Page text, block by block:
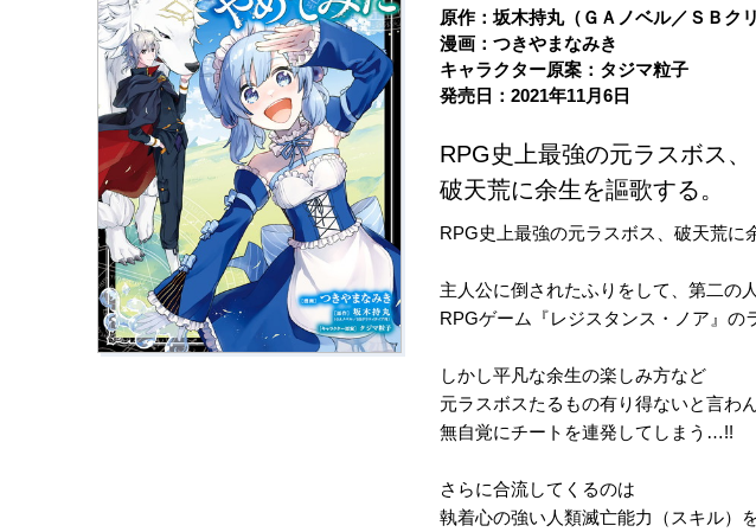
原作：坂木持丸（ＧＡノベル／ＳＢク
漫画：つきやまなみき
キャラクター原案：タジマ粒子
発売日：2021年11月6日
RPG史上最強の元ラスボス、
破天荒に余生を謳歌する。
RPG史上最強の元ラスボス、破天荒に
主人公に倒されたふりをして、第二の
RPGゲーム『レジスタンス・ノア』の
しかし平凡な余生の楽しみ方など
元ラスボスたるもの有り得ないと言わ
無自覚にチートを連発してしまう…!!
さらに合流してくるのは
執着心の強い人類滅亡能力（スキル）